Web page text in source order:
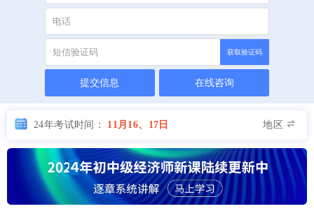
获取验证码
提交信息 在线咨询
24年考试时间： 11月16、17日 地区